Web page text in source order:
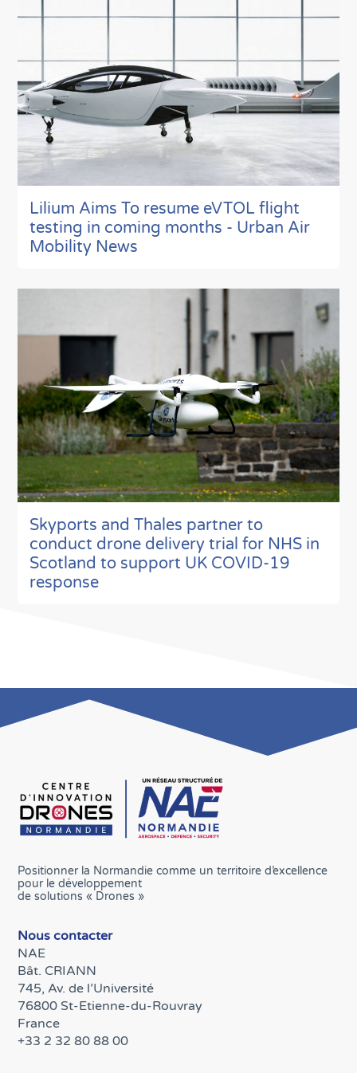
Lilium Aims To resume eVTOL flight
testing in coming months - Urban Air
Mobility News
Skyports and Thales partner to
conduct drone delivery trial for NHS in
Scotland to support UK COVID-19
response
Positionner la Normandie comme un territoire d’excellence
pour le développement
de solutions « Drones »
Nous contacter
NAE
Bât. CRIANN
745, Av. de l’Université
76800 St-Etienne-du-Rouvray
France
+33 2 32 80 88 00